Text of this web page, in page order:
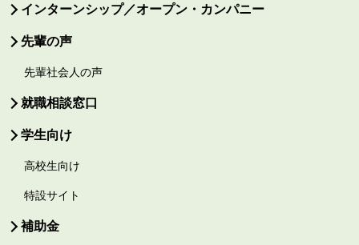
インターンシップ／オープン・カンパニー
先輩の声
先輩社会人の声
就職相談窓口
学生向け
高校生向け
特設サイト
補助金